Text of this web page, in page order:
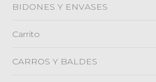
BIDONES Y ENVASES
Carrito
CARROS Y BALDES